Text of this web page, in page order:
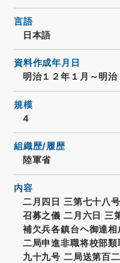
言語
日本語
資料作成年月日
明治１２年１月～明治
規模
4
組織歴/履歴
陸軍省
内容
二月四日 三第七十八
召募之儀 二月六日 三
補欠兵各鎮台ヘ御達
二局申進非職将校部
九十九号 二局送第百